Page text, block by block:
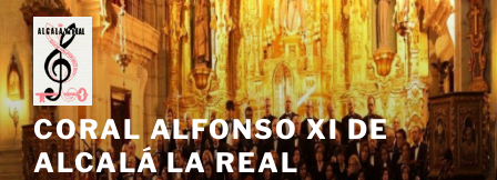
Saltar
contenido
CORAL ALFONSO XI DE
ALCALÁ LA REAL